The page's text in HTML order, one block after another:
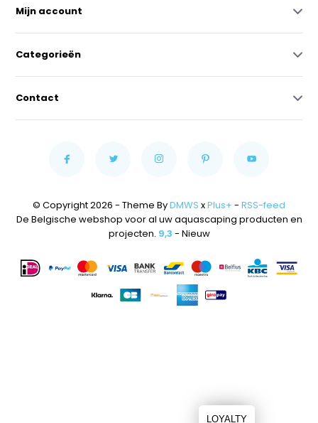
Mijn account
Categorieën
Contact
© Copyright 2026 - Theme ByDMWS xPlus+ - RSS-feed
De Belgische webshop voor al uw aquascaping producten en
projecten. 9,3 - Nieuw
LOYALTY